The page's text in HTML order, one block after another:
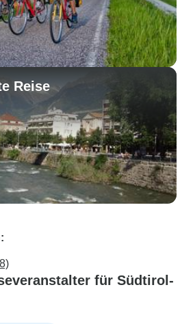
Reise
für Südtirol-